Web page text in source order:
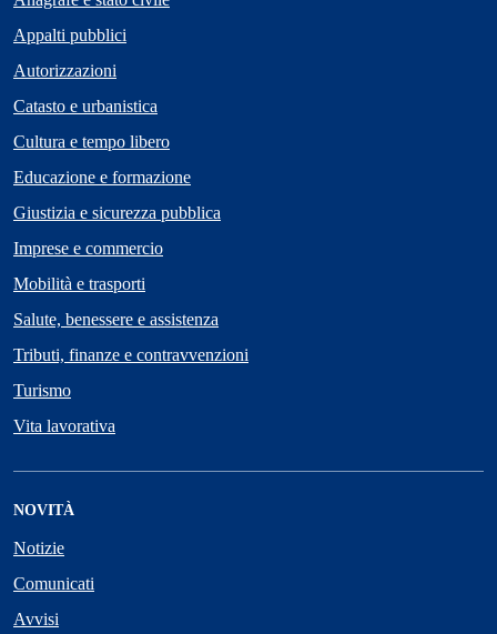
Appalti pubblici
Autorizzazioni
Catasto e urbanistica
Cultura e tempo libero
Educazione e formazione
Giustizia e sicurezza pubblica
Imprese e commercio
Mobilità e trasporti
Salute, benessere e assistenza
Tributi, finanze e contravvenzioni
Turismo
Vita lavorativa
NOVITÀ
Notizie
Comunicati
Avvisi